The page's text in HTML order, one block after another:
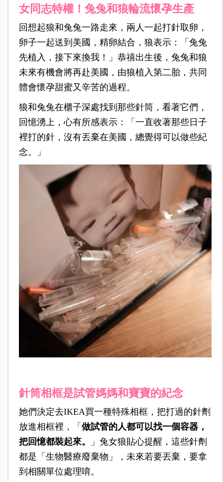
女同志特權！兔兔和狼輪流懷孕生產
回想起狼和兔兔一路走來，兩人一起打針取卵，
卵子一起送到美國，精卵結合，狼表示：「兔兔
先植入，接下來換我！」恭禧出生後，兔兔和狼
未來有機會將再赴美國，由狼植入第二胎，共同
體會懷孕甜蜜又辛苦的過程。
狼和兔兔在櫃子深處找到那些針筒，看著它們，
回憶湧上，心有所感表示：「一直收著那些日子
裡打的針，沒有丟棄在美國，總覺得可以做些紀
念。」
針筒相框是試管媽媽和寶寶的紀念
她們決定去IKEA買一種特殊相框，把打過的針劑
放進相框裡，「 做試管的人都可以找一個容器，
把回憶都裝起來。
」兔女狼貼心提醒，這些針劑
都是「生物醫療廢棄物」，未來若要丟棄，要拿
到相關單位處理唷。